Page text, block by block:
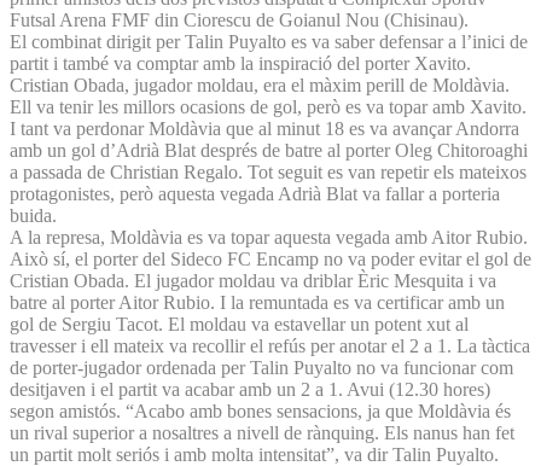
Futsal Arena FMF din Ciorescu de Goianul Nou (Chisinau).
El combinat dirigit per Talin Puyalto es va saber defensar a l’inici de
partit i també va comptar amb la inspiració del porter Xavito.
Cristian Obada, jugador moldau, era el màxim perill de Moldàvia.
Ell va tenir les millors ocasions de gol, però es va topar amb Xavito.
I tant va perdonar Moldàvia que al minut 18 es va avançar Andorra
amb un gol d’Adrià Blat després de batre al porter Oleg Chitoroaghi
a passada de Christian Regalo. Tot seguit es van repetir els mateixos
protagonistes, però aquesta vegada Adrià Blat va fallar a porteria
buida.
A la represa, Moldàvia es va topar aquesta vegada amb Aitor Rubio.
Això sí, el porter del Sideco FC Encamp no va poder evitar el gol de
Cristian Obada. El jugador moldau va driblar Èric Mesquita i va
batre al porter Aitor Rubio. I la remuntada es va certificar amb un
gol de Sergiu Tacot. El moldau va estavellar un potent xut al
travesser i ell mateix va recollir el refús per anotar el 2 a 1. La tàctica
de porter-jugador ordenada per Talin Puyalto no va funcionar com
desitjaven i el partit va acabar amb un 2 a 1. Avui (12.30 hores)
segon amistós. “Acabo amb bones sensacions, ja que Moldàvia és
un rival superior a nosaltres a nivell de rànquing. Els nanus han fet
un partit molt seriós i amb molta intensitat”, va dir Talin Puyalto.